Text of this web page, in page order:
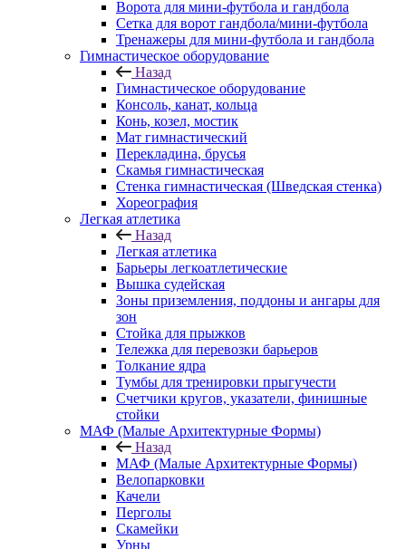
Ворота для мини-футбола и гандбола
Сетка для ворот гандбола/мини-футбола
Тренажеры для мини-футбола и гандбола
Гимнастическое оборудование
Назад
Гимнастическое оборудование
Консоль, канат, кольца
Конь, козел, мостик
Мат гимнастический
Перекладина, брусья
Скамья гимнастическая
Стенка гимнастическая (Шведская стенка)
Хореография
Легкая атлетика
Назад
Легкая атлетика
Барьеры легкоатлетические
Вышка судейская
Зоны приземления, поддоны и ангары для
зон
Стойка для прыжков
Тележка для перевозки барьеров
Толкание ядра
Тумбы для тренировки прыгучести
Счетчики кругов, указатели, финишные
стойки
МАФ (Малые Архитектурные Формы)
Назад
МАФ (Малые Архитектурные Формы)
Велопарковки
Качели
Перголы
Скамейки
Урны